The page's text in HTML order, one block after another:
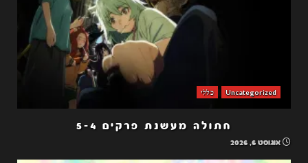
Uncategorized כללי
חתולה מעשנת פרקים 5-4
אוגוסט 6, 2026